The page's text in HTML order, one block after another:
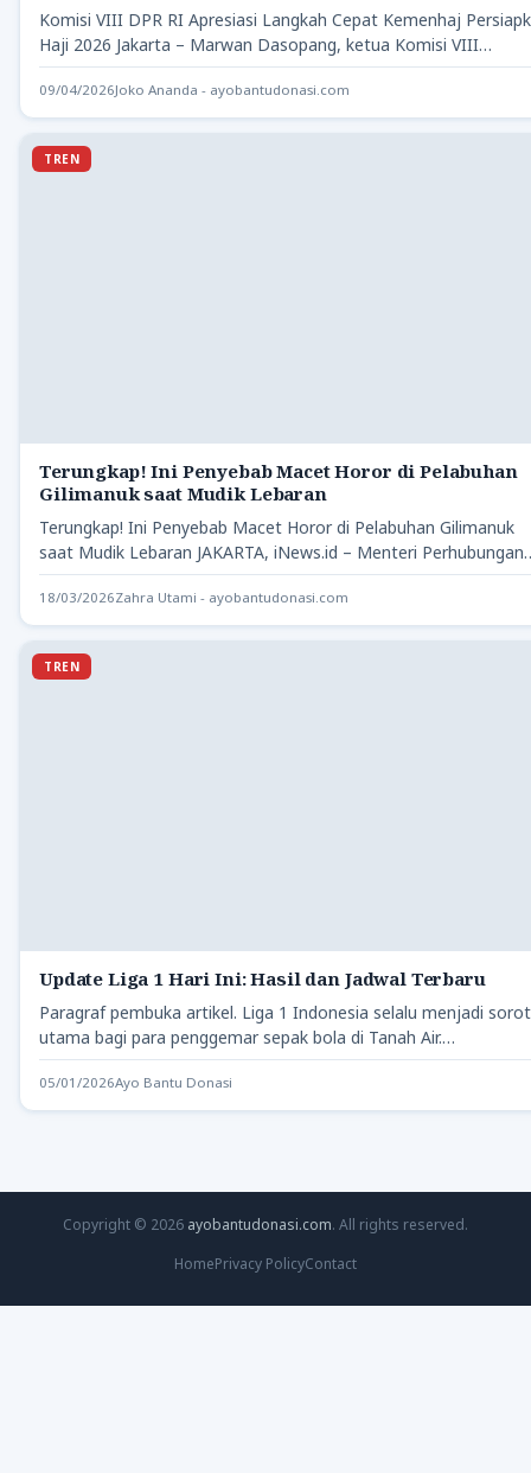
Komisi VIII DPR RI Apresiasi Langkah Cepat Kemenhaj
Haji 2026 Jakarta – Marwan Dasopang, ketua Komisi VIII…
09/04/2026Joko Ananda - ayobantudonasi.com
TREN
Terungkap! Ini Penyebab Macet Horor di Pelabuhan
Gilimanuk saat Mudik Lebaran
Terungkap! Ini Penyebab Macet Horor di Pelabuhan Gilimanuk
saat Mudik Lebaran JAKARTA, iNews.id – Menteri Perhubungan
Dudy Purwagandhi…
18/03/2026Zahra Utami - ayobantudonasi.com
TREN
Update Liga 1 Hari Ini: Hasil dan Jadwal Terbaru
Paragraf pembuka artikel. Liga 1 Indonesia selalu menjadi
utama bagi para penggemar sepak bola di Tanah Air.…
05/01/2026Ayo Bantu Donasi
Copyright © 2026 ayobantudonasi.com. All rights reserved.
HomePrivacy PolicyContact